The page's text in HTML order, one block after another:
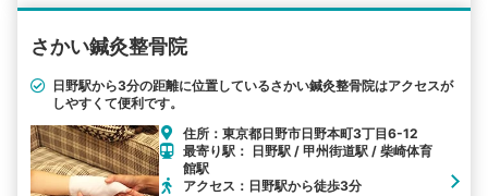
さかい鍼灸整骨院
日野駅から3分の距離に位置しているさかい鍼灸整骨院はアクセスが
しやすくて便利です。
住所：東京都日野市日野本町3丁目6-12
最寄り駅： 日野駅 / 甲州街道駅 / 柴崎体育
館駅
アクセス：日野駅から徒歩3分